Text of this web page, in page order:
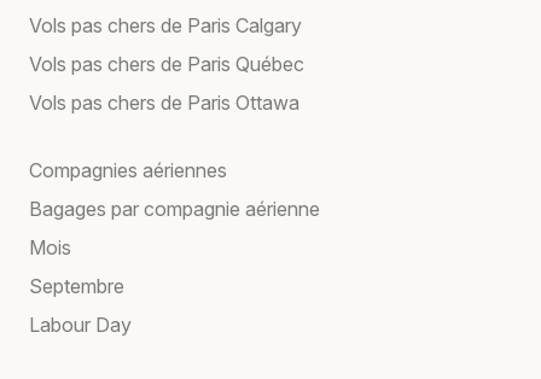
Vols pas chers de Paris Calgary
Vols pas chers de Paris Québec
Vols pas chers de Paris Ottawa
Compagnies aériennes
Bagages par compagnie aérienne
Mois
Septembre
Labour Day